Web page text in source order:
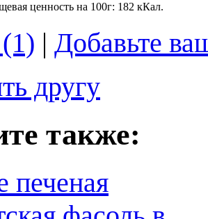
ценность на 100г: 182 кКал.
| Добавьте
другу
также: